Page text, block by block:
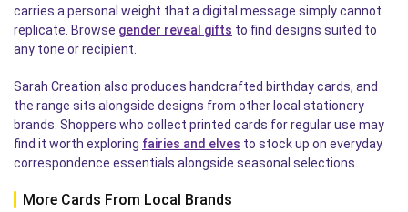
carries a personal weight that a digital message simply cannot
replicate. Browse gender reveal gifts to find designs suited to
any tone or recipient.
Sarah Creation also produces handcrafted birthday cards, and
the range sits alongside designs from other local stationery
brands. Shoppers who collect printed cards for regular use may
find it worth exploring fairies and elves to stock up on everyday
correspondence essentials alongside seasonal selections.
More Cards From Local Brands